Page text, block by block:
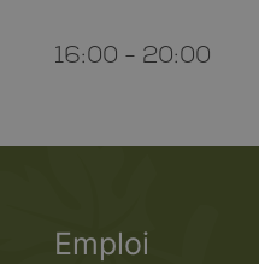
16:00 - 20:00
Emploi